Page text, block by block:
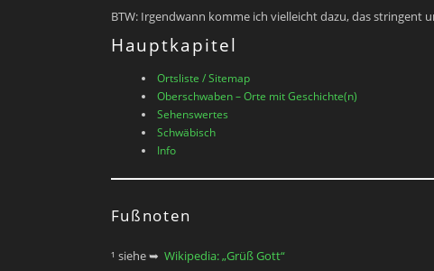
BTW: Irgendwann komme ich vielleicht dazu, das stringent
Hauptkapitel
Ortsliste / Sitemap
Oberschwaben – Orte mit Geschichte(n)
Sehenswertes
Schwäbisch
Info
Fußnoten
¹ siehe ➥ Wikipedia: „Grüß Gott“